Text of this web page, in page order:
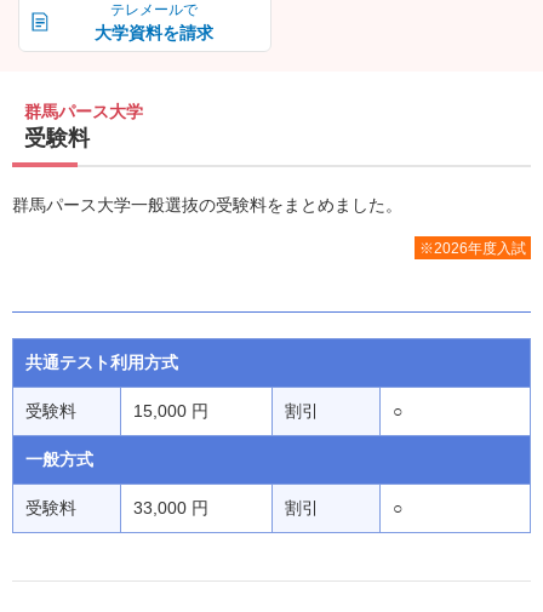
テレメールで
大学資料を請求
群馬パース大学
受験料
群馬パース大学一般選抜の受験料をまとめました。
※2026年度入試
共通テスト利用方式
受験料 15,000 円 割引 ○
一般方式
受験料 33,000 円 割引 ○